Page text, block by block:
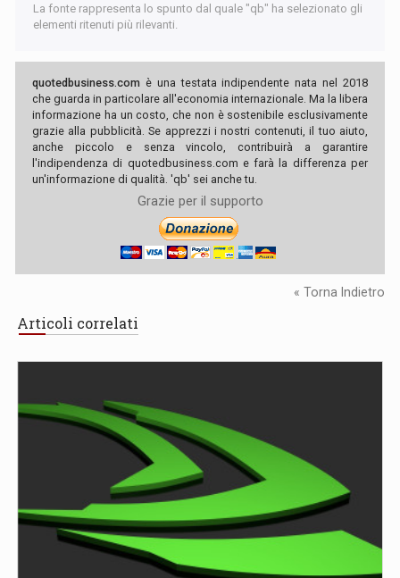
La fonte rappresenta lo spunto dal quale "qb" ha selezionato gli
elementi ritenuti più rilevanti.
quotedbusiness.com è una testata indipendente nata nel 2018
che guarda in particolare all'economia internazionale. Ma la libera
informazione ha un costo, che non è sostenibile esclusivamente
grazie alla pubblicità. Se apprezzi i nostri contenuti, il tuo aiuto,
anche piccolo e senza vincolo, contribuirà a garantire
l'indipendenza di quotedbusiness.com e farà la differenza per
un'informazione di qualità. 'qb' sei anche tu.
Grazie per il supporto
« Torna Indietro
Articoli correlati